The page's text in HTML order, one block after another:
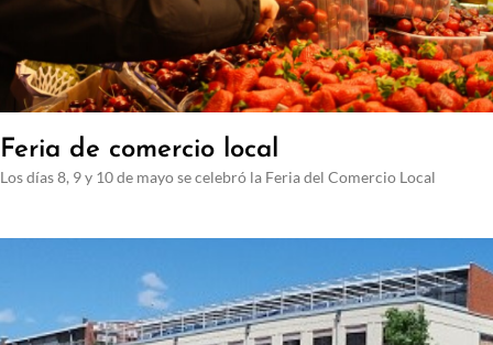
Feria de comercio local
Los días 8, 9 y 10 de mayo se celebró la Feria del Comercio Local